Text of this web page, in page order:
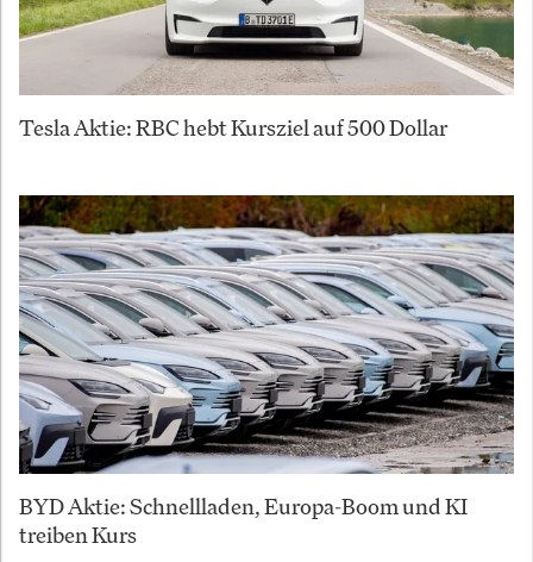
Tesla Aktie: RBC hebt Kursziel auf 500 Dollar
BYD Aktie: Schnellladen, Europa-Boom und KI
treiben Kurs